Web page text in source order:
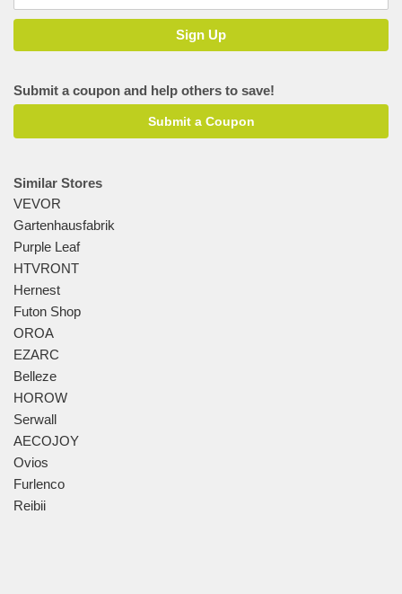
Submit a coupon and help others to save!
Submit a Coupon
Similar Stores
VEVOR
Gartenhausfabrik
Purple Leaf
HTVRONT
Hernest
Futon Shop
OROA
EZARC
Belleze
HOROW
Serwall
AECOJOY
Ovios
Furlenco
Reibii